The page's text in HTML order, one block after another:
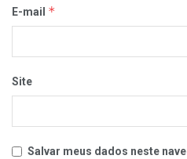
E-mail *
Site
Salvar meus dados neste